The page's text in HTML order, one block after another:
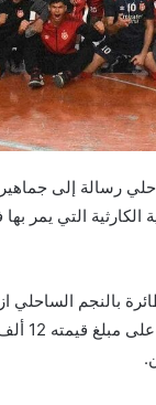
رسالة إلى جماهير
التي يمر بها
بالنجم الساحلي